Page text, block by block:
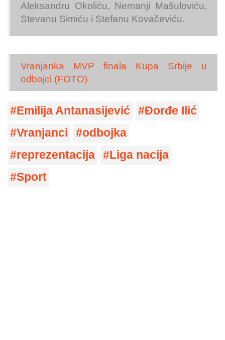
Aleksandru Okoliću, Nemanji Mašuloviću,
Stevanu Simiću i Stefanu Kovačeviću.
Vranjanka MVP finala Kupa Srbije u
odbojci (FOTO)
Emilija Antanasijević
Đorđe Ilić
Vranjanci
odbojka
reprezentacija
Liga nacija
Sport